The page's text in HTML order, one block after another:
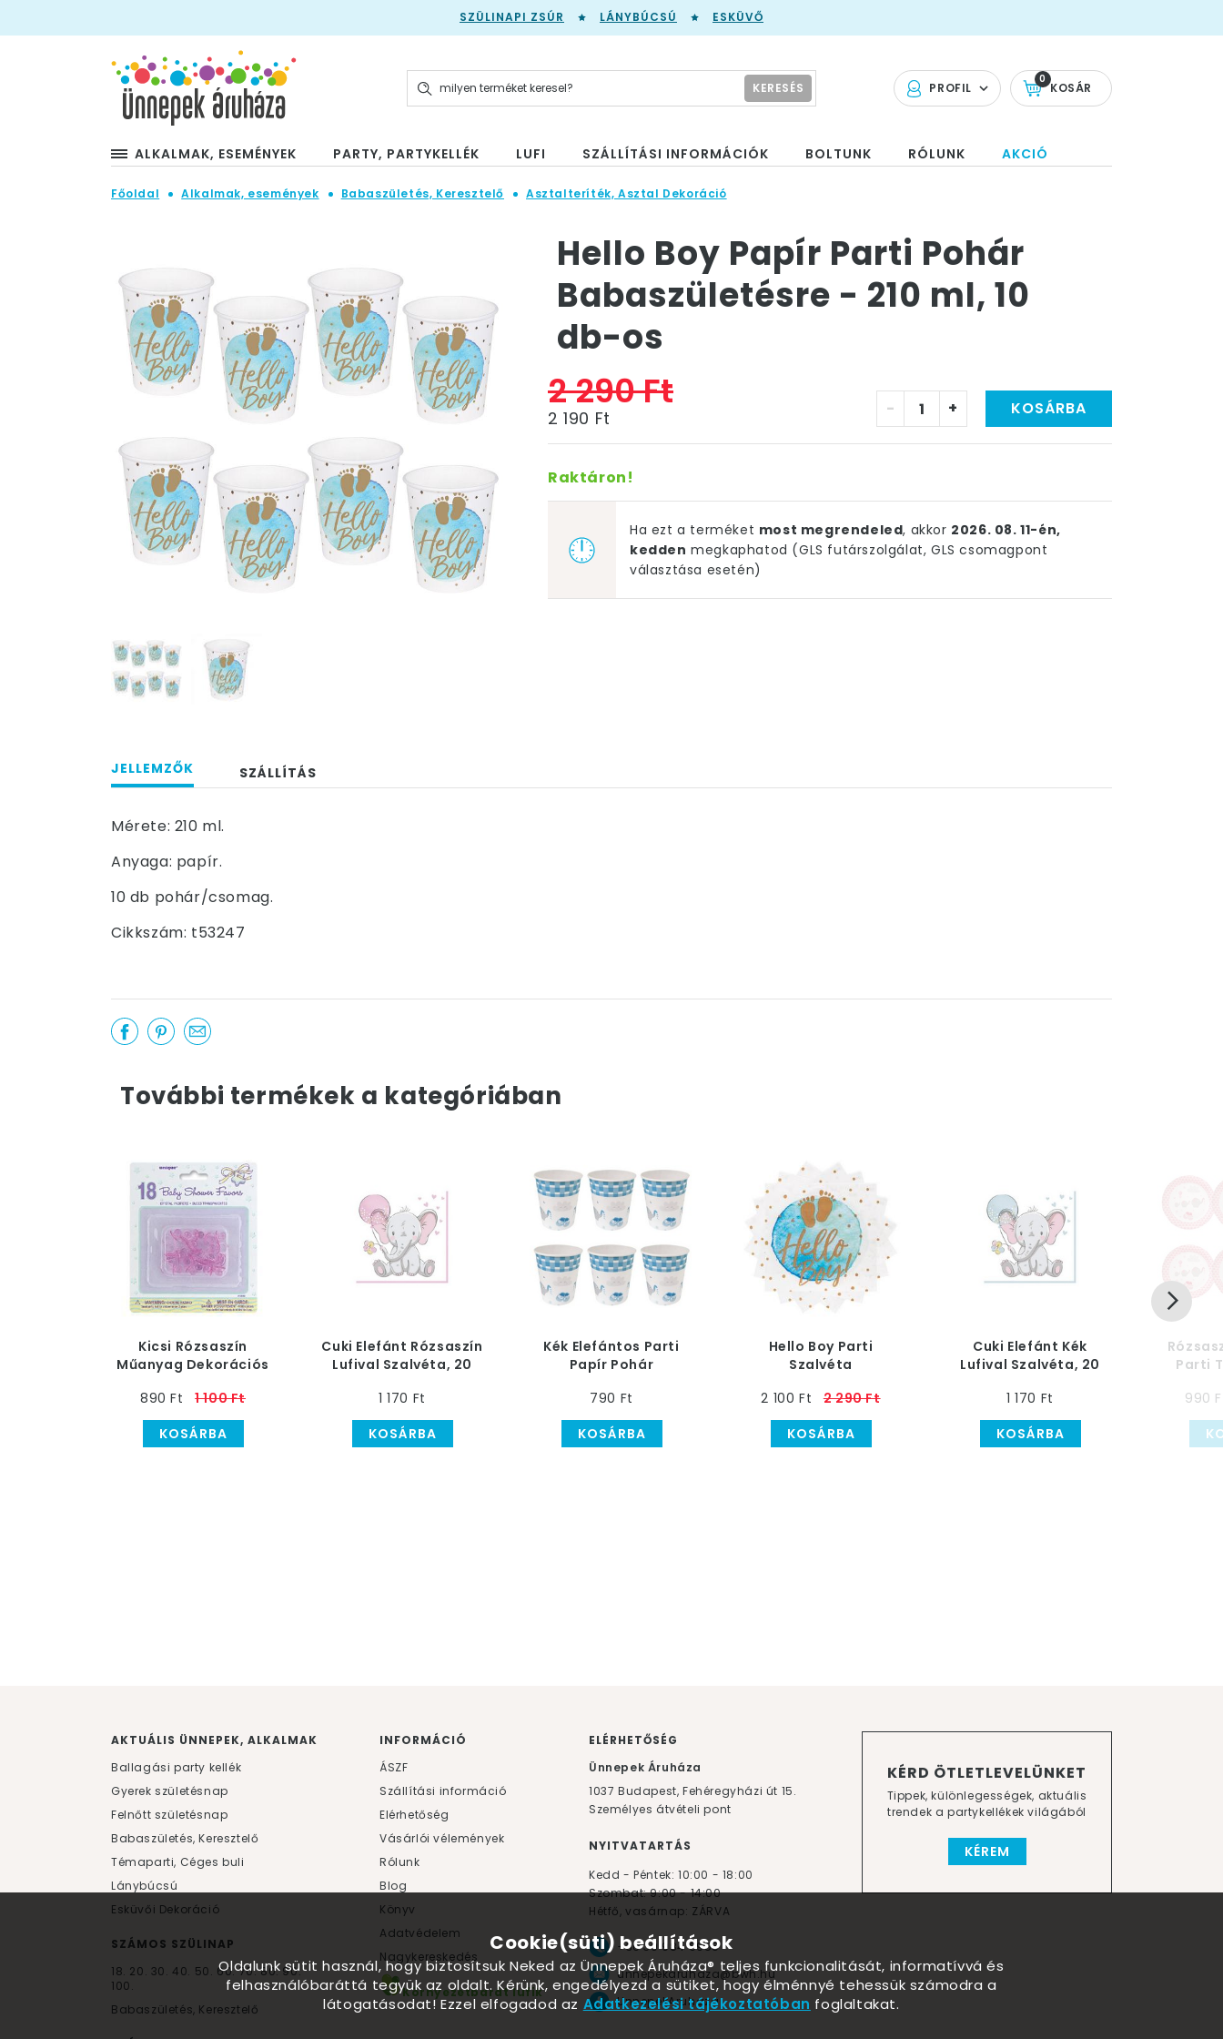
SZÜLINAPI ZSÚR LÁNYBÚCSÚ ESKÜVŐ
PROFIL KOSÁR
0
KERESÉS
ALKALMAK, ESEMÉNYEK PARTY, PARTYKELLÉK LUFI SZÁLLÍTÁSI INFORMÁCIÓK BOLTUNK RÓLUNK AKCIÓ
Főoldal Alkalmak, események Babaszületés, Keresztelő Asztalteríték, Asztal Dekoráció
Hello Boy Papír Parti Pohár
Babaszületésre - 210 ml, 10
db-os
2 290 Ft
2 190 Ft - + KOSÁRBA
Raktáron!
Ha ezt a terméket most megrendeled, akkor 2026. 08. 11-én,
kedden megkaphatod (GLS futárszolgálat, GLS csomagpont
választása esetén)
JELLEMZŐK SZÁLLÍTÁS
Mérete: 210 ml.
Anyaga: papír.
10 db pohár/csomag.
Cikkszám: t53247
További termékek a kategóriában
Kicsi Rózsaszín
Műanyag Dekorációs
890 Ft
1 100 Ft
KOSÁRBA
Cuki Elefánt Rózsaszín
Lufival Szalvéta, 20
1 170 Ft
KOSÁRBA
Kék Elefántos Parti
Papír Pohár
790 Ft
KOSÁRBA
Hello Boy Parti
Szalvéta
2 100 Ft
2 290 Ft
KOSÁRBA
Cuki Elefánt Kék
Lufival Szalvéta, 20
1 170 Ft
KOSÁRBA
Parti
990
KÉRD ÖTLETLEVELÜNKET
Tippek, különlegességek, aktuális
trendek a partykellékek világából
KÉREM
AKTUÁLIS ÜNNEPEK, ALKALMAK
Ballagási party kellék
Gyerek születésnap
Felnőtt születésnap
Babaszületés, Keresztelő
Témaparti, Céges buli
Lánybúcsú
Esküvői Dekoráció
SZÁMOS SZÜLINAP
18. 20. 30. 40. 50. 60.70.80.90.
100.
Babaszületés, Keresztelő
INFORMÁCIÓ
ÁSZF
Szállítási információ
Elérhetőség
Vásárlói vélemények
Rólunk
Blog
Könyv
Adatvédelem
Nagykereskedés
Környezetbarát lufik
ELÉRHETŐSÉG
Ünnepek Áruháza
1037 Budapest, Fehéregyházi út 15.
Személyes átvételi pont
NYITVATARTÁS
Kedd - Péntek: 10:00 - 18:00
Szombat: 9:00 - 14:00
Hétfő, vasárnap: ZÁRVA
+36 30 984 6955
unnepekaruhaza@bwh.hu
UnnepekAruhaza
Cookie(süti) beállítások
Oldalunk sütit használ, hogy biztosítsuk Neked az Ünnepek Áruháza® teljes funkcionalitását, informatívvá és
felhasználóbaráttá tegyük az oldalt. Kérünk, engedélyezd a sütiket, hogy élménnyé tehessük számodra a
látogatásodat! Ezzel elfogadod az Adatkezelési tájékoztatóban foglaltakat.